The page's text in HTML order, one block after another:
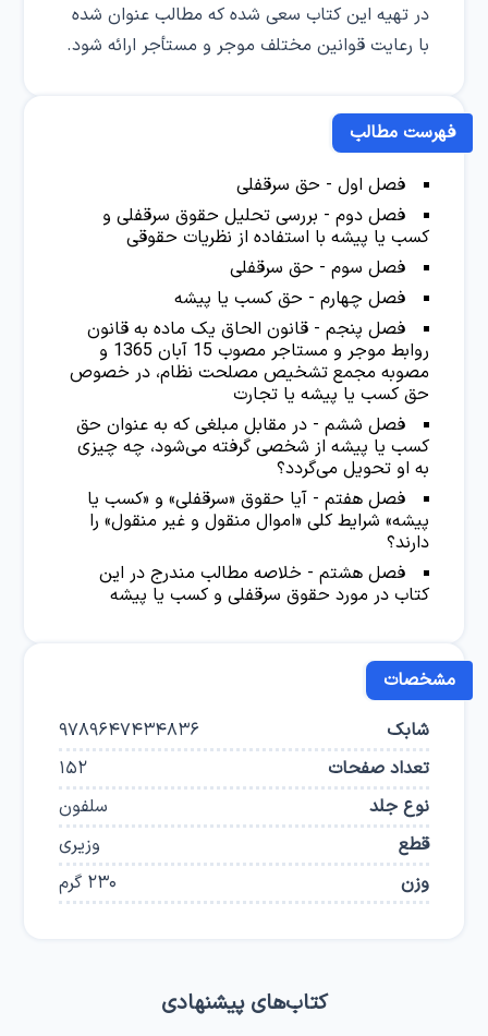
در تهیه این کتاب سعی شده که مطالب عنوان شده
با رعایت قوانین مختلف موجر و مستأجر ارائه شود.
فهرست مطالب
فصل اول - حق سرقفلی
فصل دوم - بررسی تحلیل حقوق سرقفلی و
کسب یا پیشه با استفاده از نظریات حقوقی
فصل سوم - حق سرقفلی
فصل چهارم - حق کسب یا پیشه
فصل پنجم - قانون الحاق یک ماده به قانون
روابط موجر و مستاجر مصوب 15 آبان 1365 و
مصوبه مجمع تشخیص مصلحت نظام، در خصوص
حق کسب یا پیشه یا تجارت
فصل ششم - در مقابل مبلغی که به عنوان حق
کسب یا پیشه از شخصی گرفته می‌شود، چه چیزی
به او تحویل می‌گردد؟
فصل هفتم - آیا حقوق «سرقفلی» و «کسب یا
پیشه» شرایط کلی «اموال منقول و غیر منقول» را
دارند؟
فصل هشتم - خلاصه مطالب مندرج در این
کتاب در مورد حقوق سرقفلی و کسب یا پیشه
مشخصات
شابک
9789647434836
تعداد صفحات
152
نوع جلد
سلفون
قطع
وزیری
وزن
230 گرم
کتاب‌های پیشنهادی